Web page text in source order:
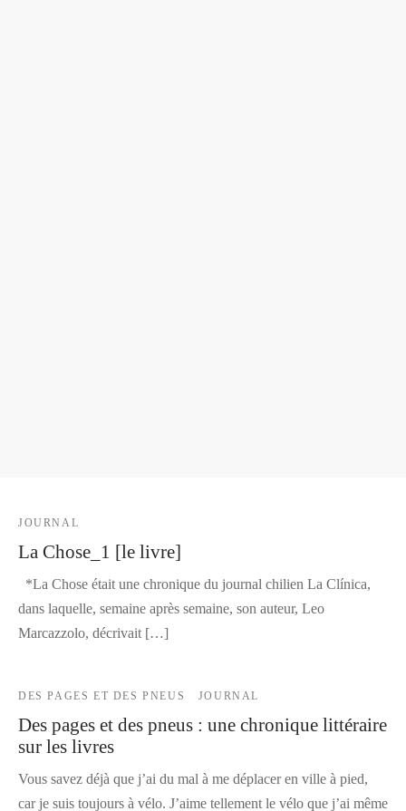
JOURNAL
La Chose_1 [le livre]
*La Chose était une chronique du journal chilien La Clínica,
dans laquelle, semaine après semaine, son auteur, Leo
Marcazzolo, décrivait […]
DES PAGES ET DES PNEUS JOURNAL
Des pages et des pneus : une chronique littéraire
sur les livres
Vous savez déjà que j’ai du mal à me déplacer en ville à pied,
car je suis toujours à vélo. J’aime tellement le vélo que j’ai même